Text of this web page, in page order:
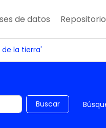
de datos
de la tierra'
Buscar